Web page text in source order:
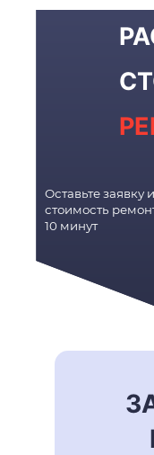
Оставьте заявку
стоимость
10 минут